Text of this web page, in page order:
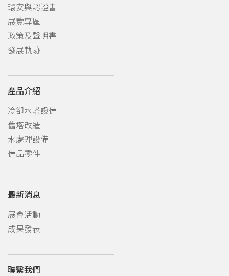
環安與認證書
展覽專區
政策及聲明書
發展軌跡
產品介紹
冷卻水塔設備
舊塔改造
水處理設備
備品零件
最新消息
展會活動
成果發表
聯繫我們